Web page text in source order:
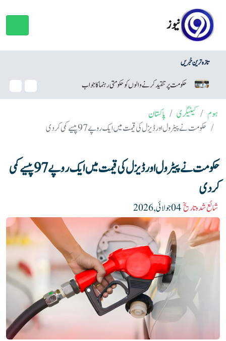
نیوز
تازہ ترین خبریں
کرنے والوں کو حکومتی رہنما کا جواب نئی ٹیکنالوجی کولیسٹرول کم کرنے
ہوم کیٹیگری
پاکستان
حکومت نے پیٹرول اور ڈیزل کی قیمت میں ایک روپے 97 پیسے کمی کر دی
حکومت نے پیٹرول اور ڈیزل کی قیمت میں ایک روپے 97 پیسے کمی
کر دی
شائع شدہ تاریخ